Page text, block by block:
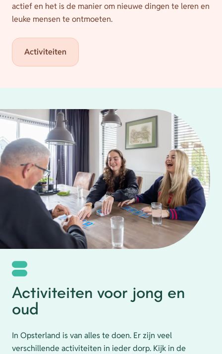
actief en het is de manier om nieuwe dingen te leren en
leuke mensen te ontmoeten.
Activiteiten
Activiteiten voor jong en
oud
In Opsterland is van alles te doen. Er zijn veel
verschillende activiteiten in ieder dorp. Kijk in de